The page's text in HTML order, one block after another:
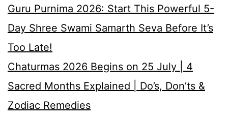
Guru Purnima 2026: Start This Powerful 5-
Day Shree Swami Samarth Seva Before It’s
Too Late!
Chaturmas 2026 Begins on 25 July | 4
Sacred Months Explained | Do’s, Don’ts &
Zodiac Remedies